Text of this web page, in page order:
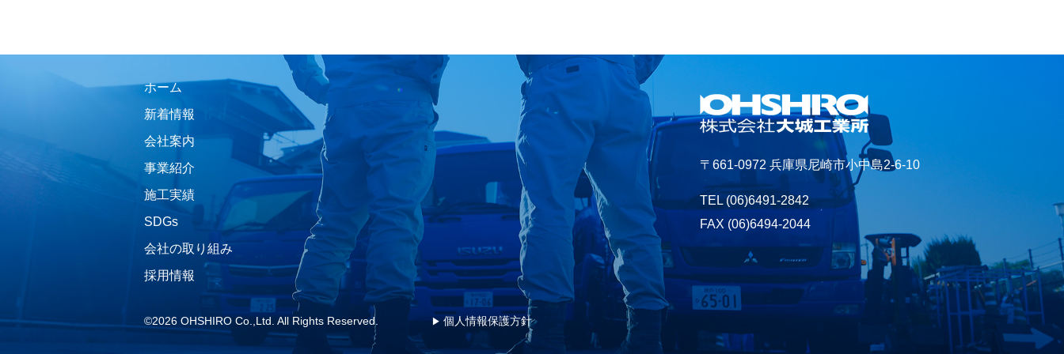
ホーム
新着情報
会社案内
事業紹介
施工実績
SDGs
会社の取り組み
採用情報
〒661-0972 兵庫県尼崎市小中島2-6-10
TEL(06)6491-2842
FAX (06)6494-2044
個人情報保護方針
©2026 OHSHIRO Co.,Ltd. All Rights Reserved.